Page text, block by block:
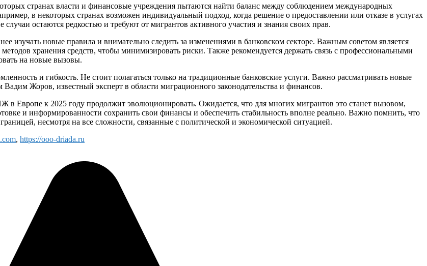
странах власти и финансовые учреждения пытаются найти баланс между соблюдением международных
в некоторых странах возможен индивидуальный подход, когда решение о предоставлении или отказе в услугах
остаются редкостью и требуют от мигрантов активного участия и знания своих прав.
изучать новые правила и внимательно следить за изменениями в банковском секторе. Важным советом является
хранения средств, чтобы минимизировать риски. Также рекомендуется держать связь с профессиональными
на новые вызовы.
и гибкость. Не стоит полагаться только на традиционные банковские услуги. Важно рассматривать новые
Жоров, известный эксперт в области миграционного законодательства и финансов.
Европе к 2025 году продолжит эволюционировать. Ожидается, что для многих мигрантов это станет вызовом,
и информированности сохранить свои финансы и обеспечить стабильность вполне реально. Важно помнить, что
несмотря на все сложности, связанные с политической и экономической ситуацией.
, https://ooo-driada.ru